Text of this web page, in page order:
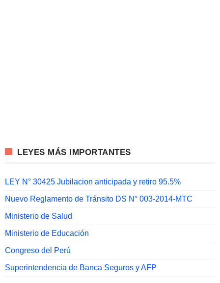
LEYES MÁS IMPORTANTES
LEY N° 30425 Jubilacion anticipada y retiro 95.5%
Nuevo Reglamento de Tránsito DS N° 003-2014-MTC
Ministerio de Salud
Ministerio de Educación
Congreso del Perú
Superintendencia de Banca Seguros y AFP